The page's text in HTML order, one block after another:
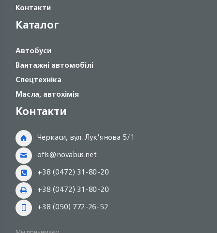
Контакти
Каталог
Автобуси
Вантажні автомобілі
Спецтехніка
Масла, автохімія
Контакти
Черкаси, вул. Лук'янова 5/1
ofis@novabus.net
+38 (0472) 31-80-20
+38 (0472) 31-80-20
+38 (050) 772-26-52